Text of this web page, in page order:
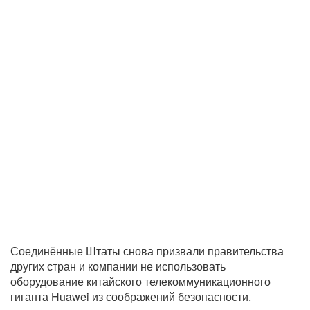
Соединённые Штаты снова призвали правительства
других стран и компании не использовать
оборудование китайского телекоммуникационного
гиганта Huawei из соображений безопасности.